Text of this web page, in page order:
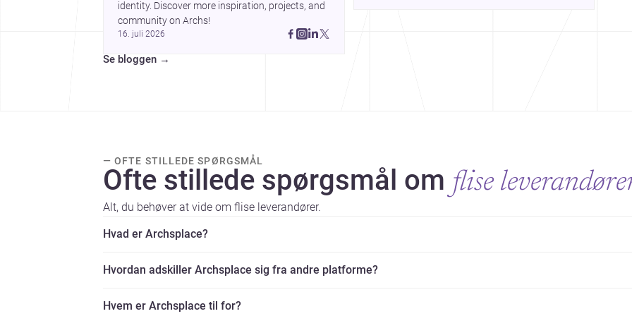
identity. Discover more inspiration, projects, and
community on Archs!
16. juli 2026
Se bloggen →
— OFTE STILLEDE SPØRGSMÅL
Ofte stillede spørgsmål om flise
Alt, du behøver at vide om flise leverandører.
Hvad er Archsplace?
Hvordan adskiller Archsplace sig fra andre platforme?
Hvem er Archsplace til for?